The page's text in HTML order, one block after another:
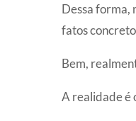
Dessa forma,
fatos
Bem,
A realidade é